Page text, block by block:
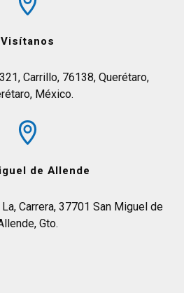
Visítanos
Carrillo, 76138, Querétaro,
México.
de Allende
Carrera, 37701 San Miguel de
Gto.